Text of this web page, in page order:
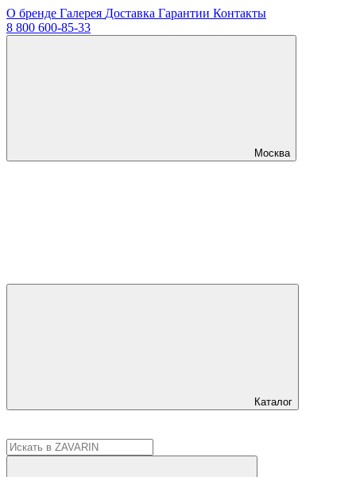
О бренде Галерея Доставка Гарантии Контакты
8 800 600-85-33
Москва
Каталог